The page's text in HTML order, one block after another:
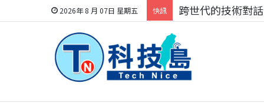
2026年 8 月 07日 星期五 快訊 跨世代的技術對